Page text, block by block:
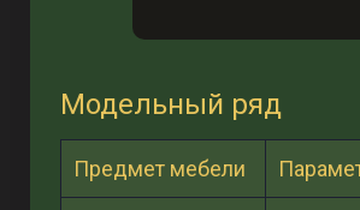
Модельный ряд
Предмет мебели